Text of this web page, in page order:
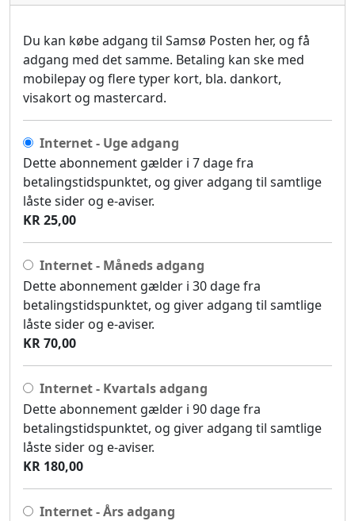
Du kan købe adgang til Samsø Posten her, og få
adgang med det samme. Betaling kan ske med
mobilepay og flere typer kort, bla. dankort,
visakort og mastercard.
Internet - Uge adgang
Dette abonnement gælder i 7 dage fra
betalingstidspunktet, og giver adgang til samtlige
låste sider og e-aviser.
KR 25,00
Internet - Måneds adgang
Dette abonnement gælder i 30 dage fra
betalingstidspunktet, og giver adgang til samtlige
låste sider og e-aviser.
KR 70,00
Internet - Kvartals adgang
Dette abonnement gælder i 90 dage fra
betalingstidspunktet, og giver adgang til samtlige
låste sider og e-aviser.
KR 180,00
Internet - Års adgang